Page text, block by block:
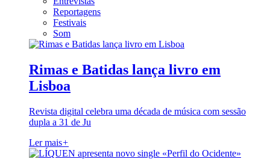
Reportagens
Festivais
Som
Rimas e Batidas lança livro em
Lisboa
Revista digital celebra uma década de música com sessão
dupla a 31 de Ju
Ler mais+